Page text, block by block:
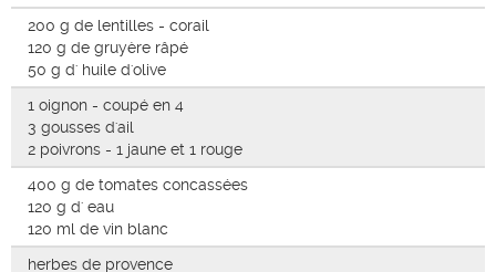
200 g de lentilles - corail
120 g de gruyère râpé
50 g d' huile d'olive
1 oignon - coupé en 4
3 gousses d'ail
2 poivrons - 1 jaune et 1 rouge
400 g de tomates concassées
120 g d' eau
120 ml de vin blanc
herbes de provence